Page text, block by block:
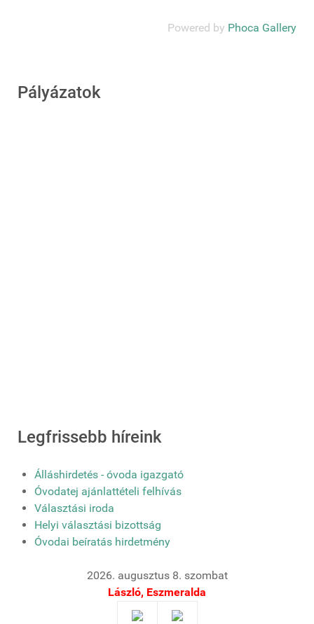
Powered by Phoca Gallery
Pályázatok
Legfrissebb híreink
Álláshirdetés - óvoda igazgató
Óvodatej ajánlattételi felhívás
Választási iroda
Helyi választási bizottság
Óvodai beíratás hirdetmény
2026. augusztus 8. szombat
László, Eszmeralda